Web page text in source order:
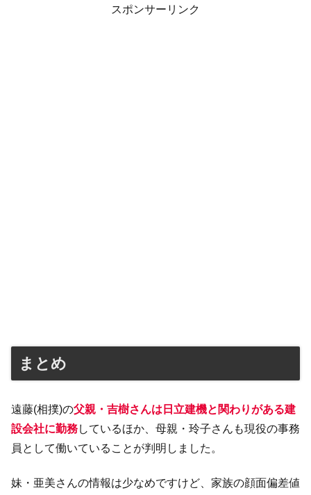
スポンサーリンク
まとめ
遠藤(相撲)の父親・吉樹さんは日立建機と関わりがある建
設会社に勤務しているほか、母親・玲子さんも現役の事務
員として働いていることが判明しました。
妹・亜美さんの情報は少なめですけど、家族の顔面偏差値